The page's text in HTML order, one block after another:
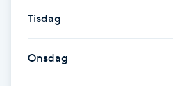
Hårvård
Hälsa
Tisdag
Onsdag